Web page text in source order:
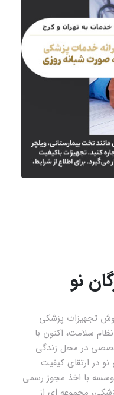
نو
تجهیزات پزشکی
سلامت، اکنون با
در محل زندگی
در ارتقای کیفیت
با اخذ مجوز رسمی